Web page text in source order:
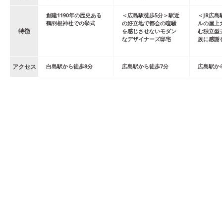
特徴
創建1190年の歴史ある
鶴羽根神社での挙式
＜広島駅徒歩5分＞駅近
の好立地で都会の喧騒
を感じさせないモダン
なデザイナーズ邸宅
＜JR広
ルの屋上
む独立型
族に感謝
アクセス 白島駅から徒歩8分 広島駅から徒歩7分 広島駅か